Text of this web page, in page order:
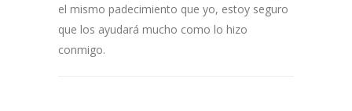
el mismo padecimiento que yo, estoy seguro
que los ayudará mucho como lo hizo
conmigo.